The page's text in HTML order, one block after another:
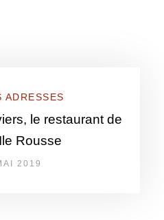
ADRESSES
le restaurant de
Ile Rousse
2019